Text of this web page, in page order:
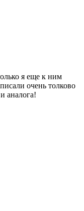
я еще к ним
очень толково
аналога!